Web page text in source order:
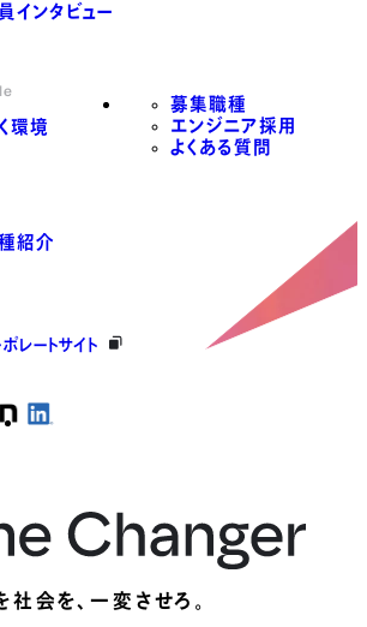
インタビュー
環境
紹介
募集職種
エンジニア採用
よくある質問
レートサイト
社会を、一変させろ。